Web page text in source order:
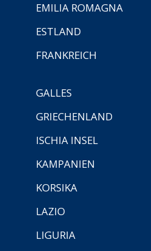
EMILIA ROMAGNA
ESTLAND
FRANKREICH
GALLES
GRIECHENLAND
ISCHIA INSEL
KAMPANIEN
KORSIKA
LAZIO
LIGURIA